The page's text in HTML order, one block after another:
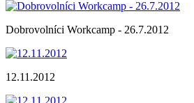
Dobrovolníci Workcamp - 26.7.2012
12.11.2012